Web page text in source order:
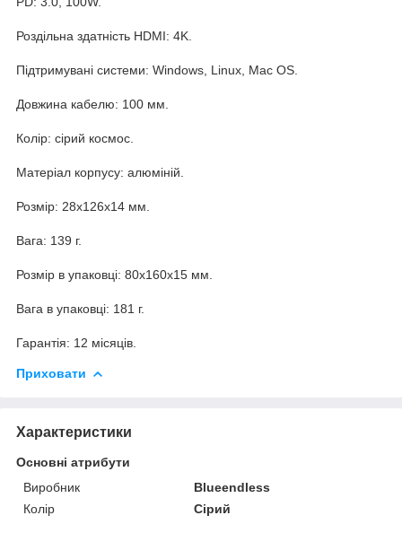
Роздільна здатність HDMI: 4K.
Підтримувані системи: Windows, Linux, Mac OS.
Довжина кабелю: 100 мм.
Колір: сірий космос.
Матеріал корпусу: алюміній.
Розмір: 28x126x14 мм.
Вага: 139 г.
Розмір в упаковці: 80x160x15 мм.
Вага в упаковці: 181 г.
Гарантія: 12 місяців.
Приховати
Характеристики
Основні атрибути
Виробник
Blueendless
Колір
Сірий